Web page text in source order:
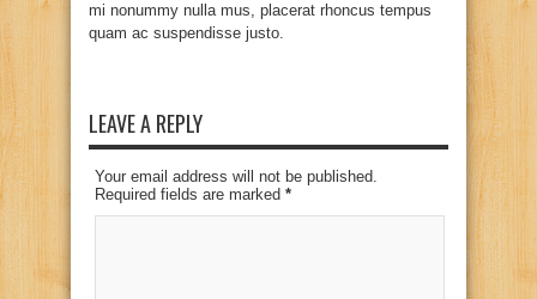
mi nonummy nulla mus, placerat rhoncus tempus
quam ac suspendisse justo.
LEAVE A REPLY
Your email address will not be published.
Required fields are marked *